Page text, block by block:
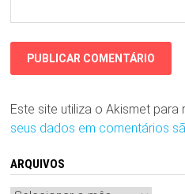
Este site utiliza o Akismet para
seus dados em comentários
ARQUIVOS